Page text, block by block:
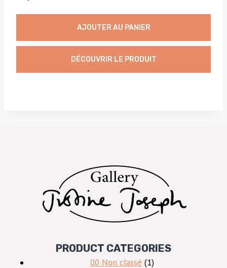
AJOUTER AU PANIER
DÉCOUVRIR LE PRODUIT
PRODUCT CATEGORIES
00 Non classé 11